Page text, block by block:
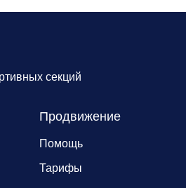
секций
Продвижение
Помощь
Тарифы